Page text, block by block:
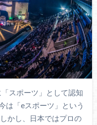
スポーツ」として認知
は「eスポーツ」という
かし、日本ではプロの